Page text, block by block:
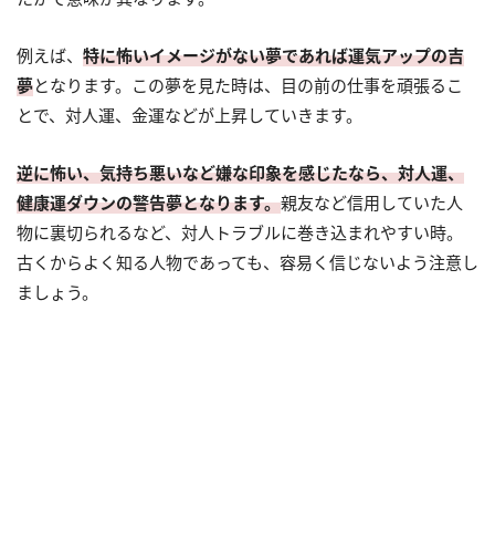
例えば、 特に怖いイメージがない夢であれば運気アップの吉
夢となります。この夢を見た時は、目の前の仕事を頑張るこ
とで、対人運、金運などが上昇していきます。
逆に怖い、気持ち悪いなど嫌な印象を感じたなら、対人運、
健康運ダウンの警告夢となります。親友など信用していた人
物に裏切られるなど、対人トラブルに巻き込まれやすい時。
古くからよく知る人物であっても、容易く信じないよう注意し
ましょう。